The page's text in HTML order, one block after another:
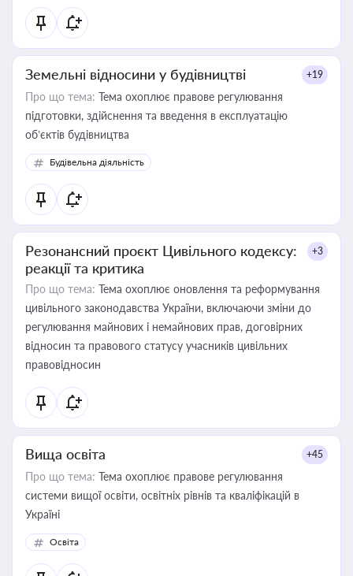
Земельні відносини у будівництві +19
Про що тема: Тема охоплює правове регулювання
підготовки, здійснення та введення в експлуатацію
об’єктів будівництва
Будівельна діяльність
Резонансний проєкт Цивільного кодексу:
реакції та критика
+3
Про що тема: Тема охоплює оновлення та реформування
цивільного законодавства України, включаючи зміни до
регулювання майнових і немайнових прав, договірних
відносин та правового статусу учасників цивільних
правовідносин
Вища освіта +45
Про що тема: Тема охоплює правове регулювання
системи вищої освіти, освітніх рівнів та кваліфікацій в
Україні
Освіта